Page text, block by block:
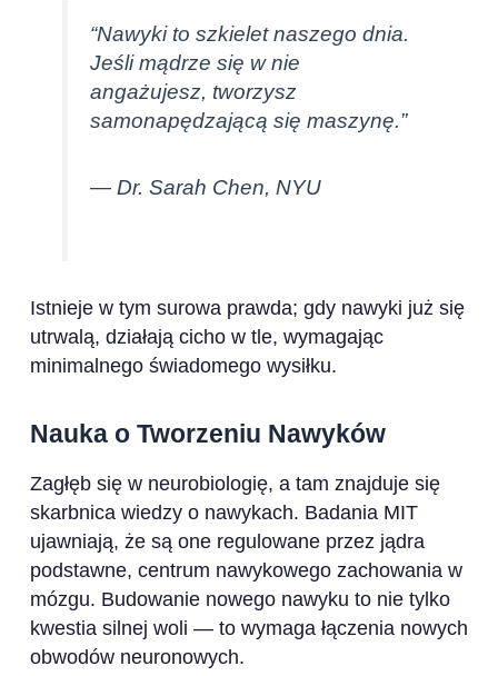
“Nawyki to szkielet naszego dnia.
Jeśli mądrze się w nie
angażujesz, tworzysz
samonapędzającą się maszynę.”
— Dr. Sarah Chen, NYU
Istnieje w tym surowa prawda; gdy nawyki już się
utrwalą, działają cicho w tle, wymagając
minimalnego świadomego wysiłku.
Nauka o Tworzeniu Nawyków
Zagłęb się w neurobiologię, a tam znajduje się
skarbnica wiedzy o nawykach. Badania MIT
ujawniają, że są one regulowane przez jądra
podstawne, centrum nawykowego zachowania w
mózgu. Budowanie nowego nawyku to nie tylko
kwestia silnej woli — to wymaga łączenia nowych
obwodów neuronowych.